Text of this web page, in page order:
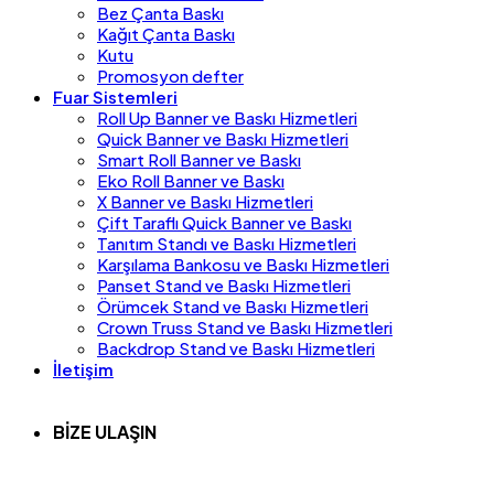
Bez Çanta Baskı
Kağıt Çanta Baskı
Kutu
Promosyon defter
Fuar Sistemleri
Roll Up Banner ve Baskı Hizmetleri
Quick Banner ve Baskı Hizmetleri
Smart Roll Banner ve Baskı
Eko Roll Banner ve Baskı
X Banner ve Baskı Hizmetleri
Çift Taraflı Quick Banner ve Baskı
Tanıtım Standı ve Baskı Hizmetleri
Karşılama Bankosu ve Baskı Hizmetleri
Panset Stand ve Baskı Hizmetleri
Örümcek Stand ve Baskı Hizmetleri
Crown Truss Stand ve Baskı Hizmetleri
Backdrop Stand ve Baskı Hizmetleri
İletişim
BİZE ULAŞIN